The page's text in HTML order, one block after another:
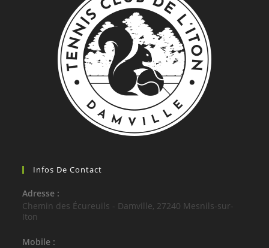
Infos De Contact
Adresse :
Chemin des Écureuils - Damville, 27240 Mesnils-sur-
Iton
Mobile :